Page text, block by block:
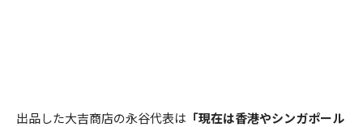
出品した大吉商店の永谷代表は 「現在は香港やシンガポール